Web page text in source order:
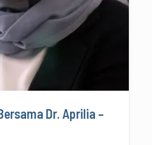
Dr. Aprilia –